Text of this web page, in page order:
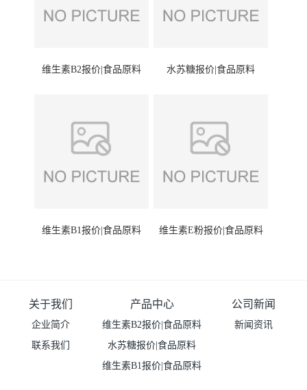
维生素B2报价|食品原料 水苏糖报价|食品原料
维生素B1报价|食品原料 维生素E粉报价|食品原料
关于我们
企业简介
联系我们
产品中心
维生素B2报价|食品原料
水苏糖报价|食品原料
维生素B1报价|食品原料
公司新闻
新闻资讯